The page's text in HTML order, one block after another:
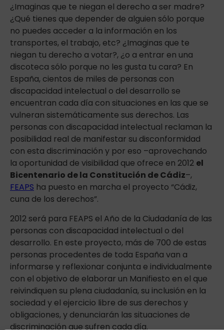
¿Imaginas que te niegan el derecho a ser madre?
¿Qué tienes que depender de alguien sólo porque
no puedes acceder a la información en los
transportes, el trabajo, etc? ¿Imaginas que te
niegan tu derecho a votar?, ¿o a entrar en una
discoteca sólo porque no les gusta tu cara? En
España, cientos de miles de personas con
discapacidad intelectual o del desarrollo se
encuentran cada día con situaciones en las que se
vulneran sistemáticamente sus derechos. Las
personas con discapacidad intelectual reclaman la
posibilidad real de manifestar su disconformidad
con esta discriminación y por eso –aprovechando
la oportunidad de visibilidad que ofrece en 2012 el
Bicentenario de la Constitución de Cádiz–,
FEAPS ha puesto en marcha el proyecto “Cádiz,
cuna de los derechos”.
2012 será para FEAPS el Año de la Ciudadanía de las
personas con discapacidad intelectual o del
desarrollo. En este proyecto, más de 700 de estas
personas procedentes de toda España van a
informarse y reflexionar conjunta e individualmente
con el objetivo de elaborar un Manifiesto en el que
reivindiquen su plena ciudadanía, su inclusión en la
sociedad y el ejercicio libre de sus derechos y
obligaciones, y denunciarán las situaciones de
discriminación que sufren cada día.